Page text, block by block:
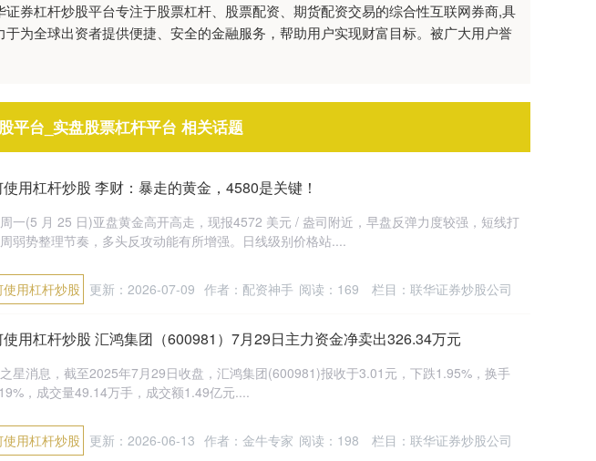
券杠杆炒股平台专注于股票杠杆、股票配资、期货配资交易的综合性互联网券商,具
为全球出资者提供便捷、安全的金融服务，帮助用户实现财富目标。被广大用户誉
平台_实盘股票杠杆平台 相关话题
用杠杆炒股 李财：暴走的黄金，4580是关键！
一(5 月 25 日)亚盘黄金高开高走，现报4572 美元 / 盎司附近，早盘反弹力度较强，短线打
弱势整理节奏，多头反攻动能有所增强。日线级别价格站....
使用杠杆炒股 更新：2026-07-09 作者：配资神手 阅读： 169 栏目： 联华证券炒股公司
用杠杆炒股 汇鸿集团（600981）7月29日主力资金净卖出326.34万元
星消息，截至2025年7月29日收盘，汇鸿集团(600981)报收于3.01元，下跌1.95%，换手
，成交量49.14万手，成交额1.49亿元....
使用杠杆炒股 更新：2026-06-13 作者：金牛专家 阅读： 198 栏目： 联华证券炒股公司